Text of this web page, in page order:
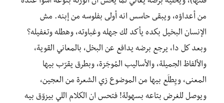
من أعداؤه، ويبقى حاسس انه أولى بفلوسه من إبنه. مش
الإنسان البخيل بكده يأكد لك جهله وغباوته، وهطله وتغفيله؟
وبعد كل دا، يرجع برضه يدافع عن البخل، بالمعاني القوية،
والألفاظ الجميلة، والأساليب المُوجَزة، وبطرق يقرّب بيها
المعنى، ويِطلَع بيها من الموضوع زي الشعرة من العجين،
ويوصل للغرض بتاعه بسهولة! فتحس ان الكلام اللي بيزوّق بيه